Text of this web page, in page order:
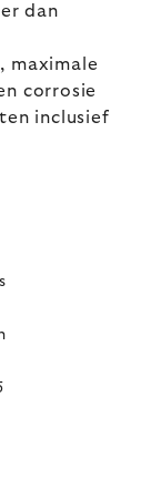
dan
maximale
corrosie
inclusief